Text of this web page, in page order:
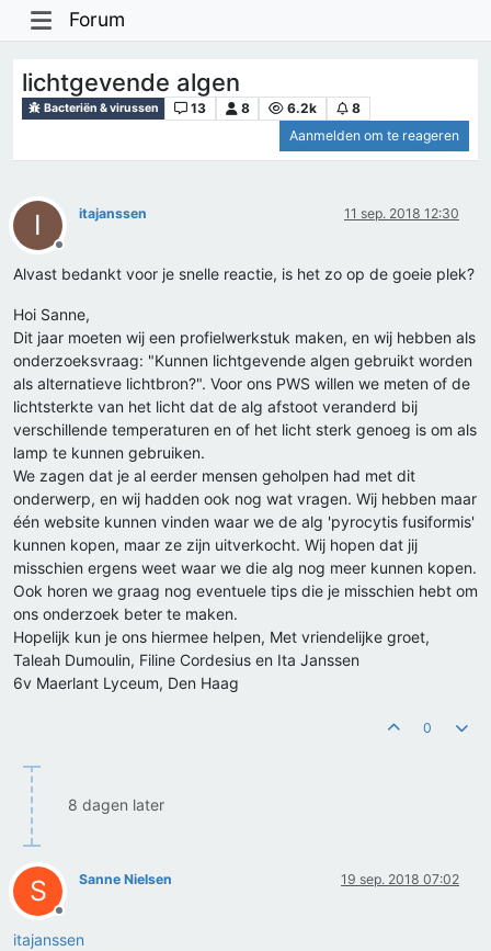
Forum
lichtgevende algen
Bacteriën & virussen 13 8 6.2k
8
Aanmelden om te reageren
I
Offline
itajanssen 11 sep. 2018 12:30
Alvast bedankt voor je snelle reactie, is het zo op de goeie plek?
Hoi Sanne,
Dit jaar moeten wij een profielwerkstuk maken, en wij hebben als
onderzoeksvraag: "Kunnen lichtgevende algen gebruikt worden
als alternatieve lichtbron?". Voor ons PWS willen we meten of de
lichtsterkte van het licht dat de alg afstoot veranderd bij
verschillende temperaturen en of het licht sterk genoeg is om als
lamp te kunnen gebruiken.
We zagen dat je al eerder mensen geholpen had met dit
onderwerp, en wij hadden ook nog wat vragen. Wij hebben maar
één website kunnen vinden waar we de alg 'pyrocytis fusiformis'
kunnen kopen, maar ze zijn uitverkocht. Wij hopen dat jij
misschien ergens weet waar we die alg nog meer kunnen kopen.
Ook horen we graag nog eventuele tips die je misschien hebt om
ons onderzoek beter te maken.
Hopelijk kun je ons hiermee helpen, Met vriendelijke groet,
Taleah Dumoulin, Filine Cordesius en Ita Janssen
6v Maerlant Lyceum, Den Haag
0
8 dagen later
S
Offline
Sanne Nielsen 19 sep. 2018 07:02
itajanssen